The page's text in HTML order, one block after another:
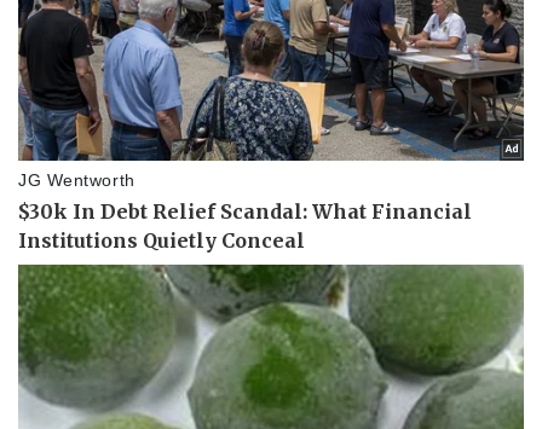
Thể thao
Bóng đá
Lịch thi đấu bóng đá
Thế giới thể thao
eSports
Ô tô - Xe máy
Ô tô
Xe máy
Tư vấn